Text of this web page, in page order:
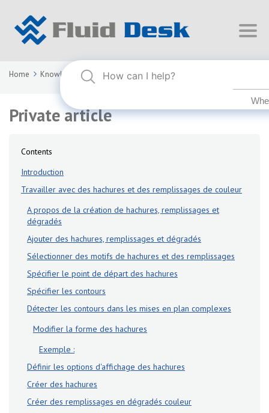
Home Knowledge Base FLUID DESK BIM 2024
Private article
Contents
Introduction
Travailler avec des hachures et des remplissages de couleur
A propos de la création de hachures, remplissages et
dégradés
Ajouter des hachures, remplissages et dégradés
Sélectionner des motifs de hachures et des remplissages
Spécifier le point de départ des hachures
Spécifier les contours
Détecter les contours dans les mises en plan complexes
Modifier la forme des hachures
Exemple :
Définir les options d'affichage des hachures
Créer des hachures
Créer des remplissages en dégradés couleur